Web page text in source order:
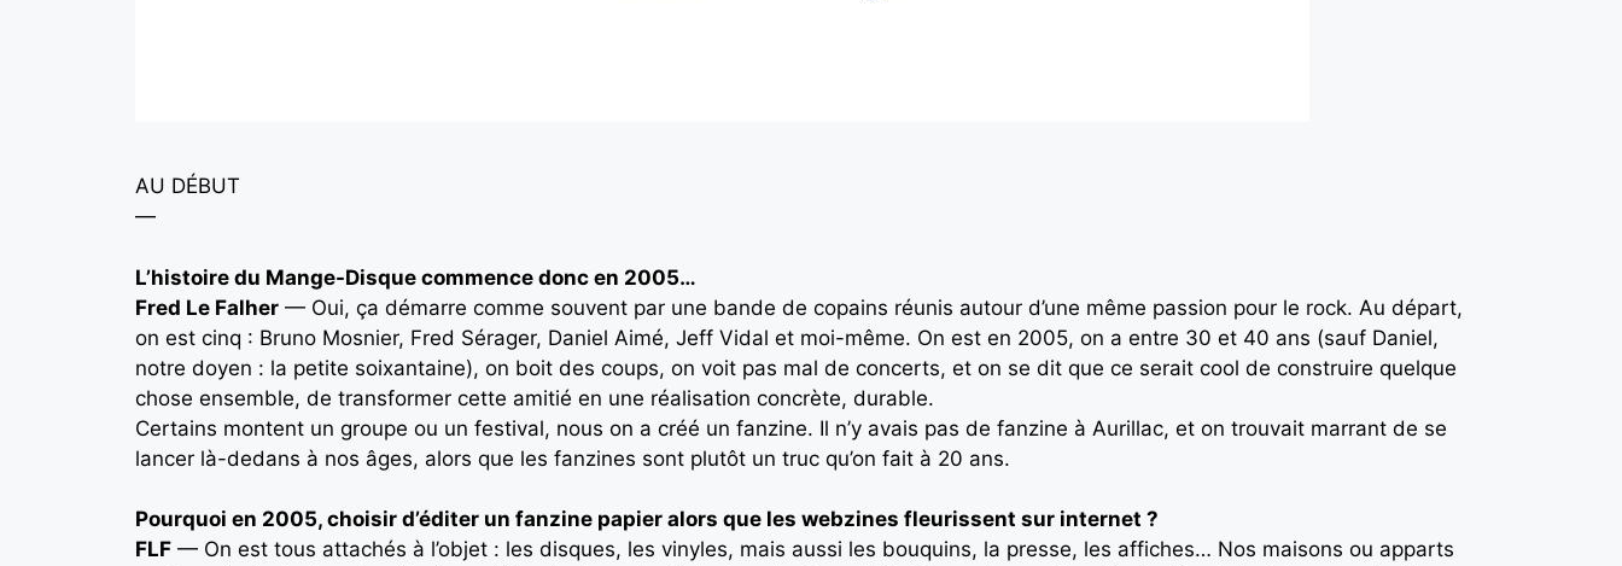
AU DÉBUT
—
L’histoire du Mange-Disque commence donc en 2005…
Fred Le Falher — Oui, ça démarre comme souvent par une bande de copains réunis autour d’une même passion pour le rock. Au départ,
on est cinq : Bruno Mosnier, Fred Sérager, Daniel Aimé, Jeff Vidal et moi-même. On est en 2005, on a entre 30 et 40 ans (sauf Daniel,
notre doyen : la petite soixantaine), on boit des coups, on voit pas mal de concerts, et on se dit que ce serait cool de construire quelque
chose ensemble, de transformer cette amitié en une réalisation concrète, durable.
Certains montent un groupe ou un festival, nous on a créé un fanzine. Il n’y avais pas de fanzine à Aurillac, et on trouvait marrant de se
lancer là-dedans à nos âges, alors que les fanzines sont plutôt un truc qu’on fait à 20 ans.
Pourquoi en 2005, choisir d’éditer un fanzine papier alors que les webzines fleurissent sur internet ?
FLF — On est tous attachés à l’objet : les disques, les vinyles, mais aussi les bouquins, la presse, les affiches… Nos maisons ou apparts